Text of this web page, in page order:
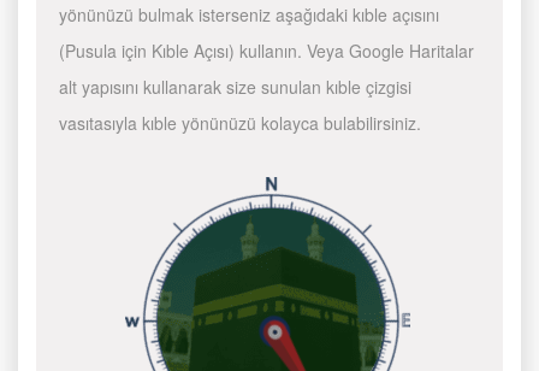
yönünüzü bulmak isterseniz aşağıdaki kıble açısını
(Pusula için Kıble Açısı) kullanın. Veya Google Haritalar
alt yapısını kullanarak size sunulan kıble çizgisi
vasıtasıyla kıble yönünüzü kolayca bulabilirsiniz.